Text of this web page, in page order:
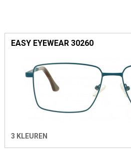
EASY EYEWEAR 30260
3 KLEUREN